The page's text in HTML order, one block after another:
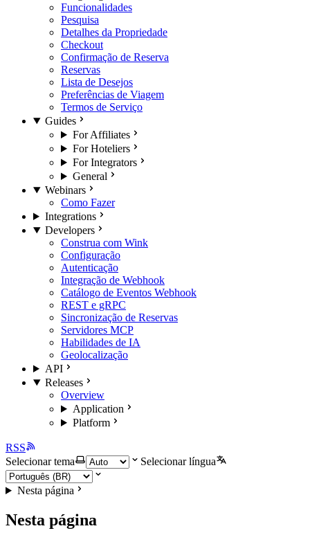
Funcionalidades
Pesquisa
Detalhes da Propriedade
Checkout
Confirmação de Reserva
Reservas
Lista de Desejos
Preferências de Viagem
Termos de Serviço
Guides
For Affiliates
For Hoteliers
For Integrators
General
Webinars
Como Fazer
Integrations
Developers
Construa com Wink
Configuração
Autenticação
Integração de Webhook
Catálogo de Eventos Webhook
REST e gRPC
Sincronização de Reservas
Servidores MCP
Habilidades de IA
Geolocalização
API
Releases
Overview
Application
Platform
RSS
Selecionar tema
Selecionar língua
Nesta página
Nesta página